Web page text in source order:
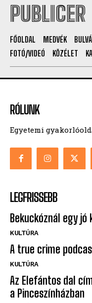
PUBLICER
FŐOLDAL MEDVÉK
FOTÓ/VIDEÓ
KÖZÉLET
RÓLUNK
Egyetemi
LEGFRISSEBB
Bekuckóznál egy
KULTÚRA
A true crime
KULTÚRA
Az Elefántos dal
a Pinceszínházban